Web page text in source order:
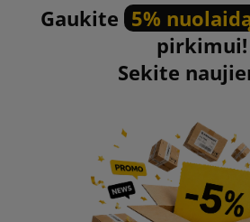
Gaukite 5%
pirkimui!
Sekite